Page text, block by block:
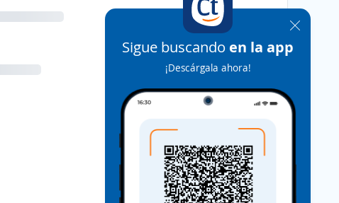
Sigue buscando en la app
¡Descárgala ahora!